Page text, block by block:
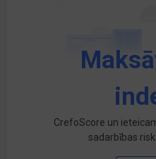
CrefoScore un
sadarbības